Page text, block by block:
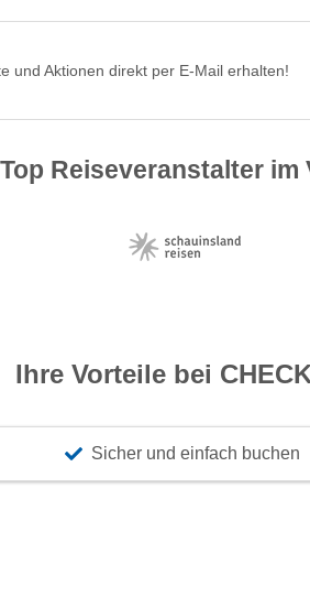
und Aktionen direkt per E-Mail erhalten!
Reiseveranstalter im
Ihre Vorteile bei
Sicher und einfach buchen